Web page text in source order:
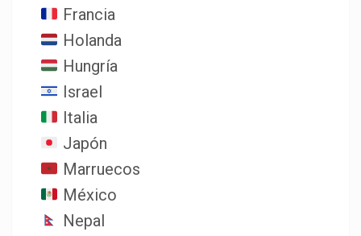
Francia
Holanda
Hungría
Israel
Italia
Japón
Marruecos
México
Nepal